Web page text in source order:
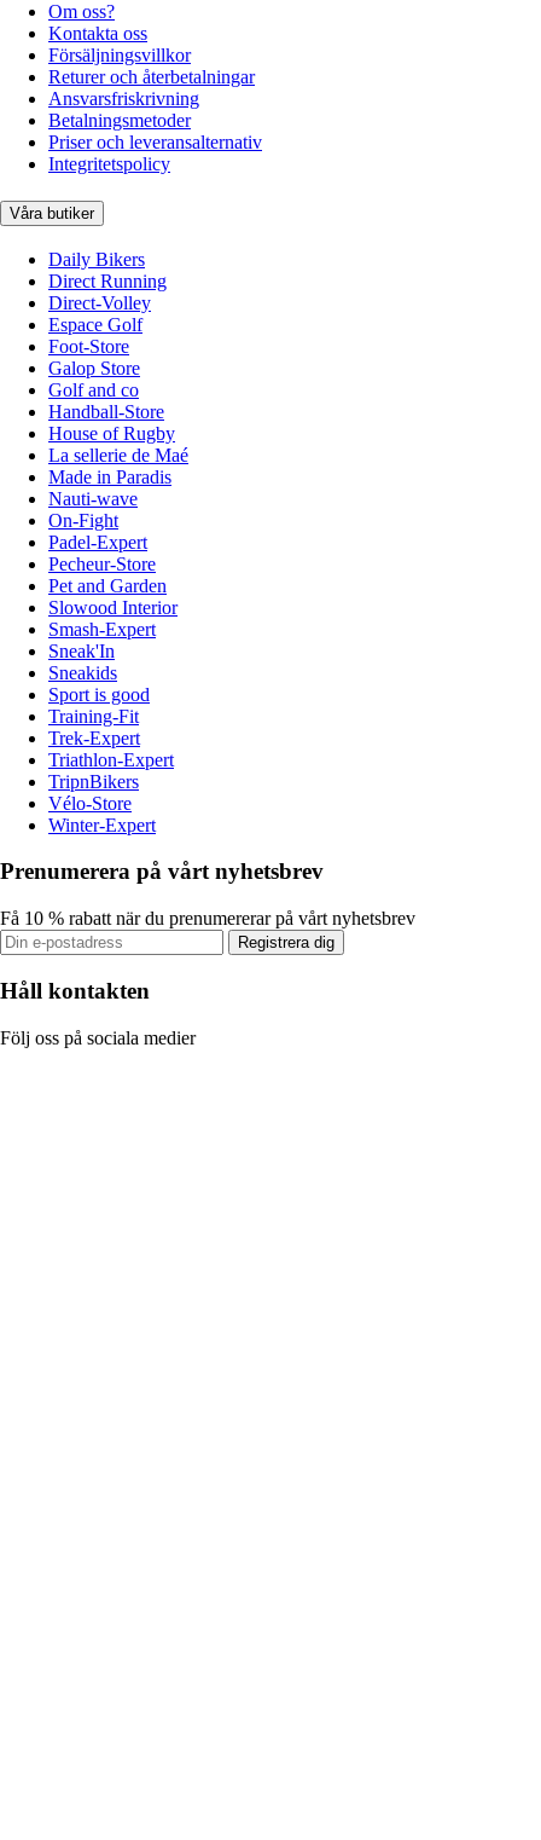
Om oss?
Kontakta oss
Försäljningsvillkor
Returer och återbetalningar
Ansvarsfriskrivning
Betalningsmetoder
Priser och leveransalternativ
Integritetspolicy
Våra butiker
Daily Bikers
Direct Running
Direct-Volley
Espace Golf
Foot-Store
Galop Store
Golf and co
Handball-Store
House of Rugby
La sellerie de Maé
Made in Paradis
Nauti-wave
On-Fight
Padel-Expert
Pecheur-Store
Pet and Garden
Slowood Interior
Smash-Expert
Sneak'In
Sneakids
Sport is good
Training-Fit
Trek-Expert
Triathlon-Expert
TripnBikers
Vélo-Store
Winter-Expert
Prenumerera på vårt nyhetsbrev
Få 10 % rabatt när du prenumererar på vårt nyhetsbrev
Registrera dig
Håll kontakten
Följ oss på sociala medier